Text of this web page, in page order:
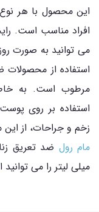
این محصول با هر
افراد مناسب است.
می توانید به صورت
استفاده از
مرطوب است. به
استفاده بر روی
زخم و جراحات، از
مام رول
میلی لیتر را می توانید